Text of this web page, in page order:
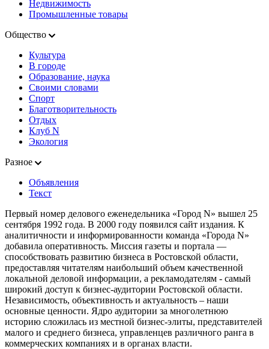
Недвижимость
Промышленные товары
Общество
Культура
В городе
Образование, наука
Своими словами
Спорт
Благотворительность
Отдых
Клуб N
Экология
Разное
Объявления
Текст
Первый номер делового еженедельника «Город N» вышел 25
сентября 1992 года. В 2000 году появился сайт издания. К
аналитичности и информированности команда «Города N»
добавила оперативность. Миссия газеты и портала —
способствовать развитию бизнеса в Ростовской области,
предоставляя читателям наибольший объем качественной
локальной деловой информации, а рекламодателям - самый
широкий доступ к бизнес-аудитории Ростовской области.
Независимость, объективность и актуальность – наши
основные ценности. Ядро аудитории за многолетнюю
историю сложилась из местной бизнес-элиты, представителей
малого и среднего бизнеса, управленцев различного ранга в
коммерческих компаниях и в органах власти.